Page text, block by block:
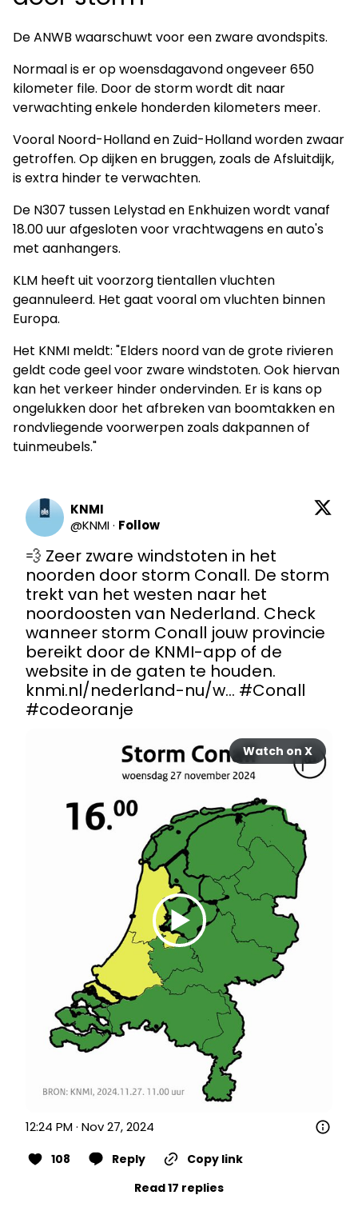
De ANWB waarschuwt voor een zware avondspits.
Normaal is er op woensdagavond ongeveer 650
kilometer file. Door de storm wordt dit naar
verwachting enkele honderden kilometers meer.
Vooral Noord-Holland en Zuid-Holland worden zwaar
getroffen. Op dijken en bruggen, zoals de Afsluitdijk,
is extra hinder te verwachten.
De N307 tussen Lelystad en Enkhuizen wordt vanaf
18.00 uur afgesloten voor vrachtwagens en auto's
met aanhangers.
KLM heeft uit voorzorg tientallen vluchten
geannuleerd. Het gaat vooral om vluchten binnen
Europa.
Het KNMI meldt: "Elders noord van de grote rivieren
geldt code geel voor zware windstoten. Ook hiervan
kan het verkeer hinder ondervinden. Er is kans op
ongelukken door het afbreken van boomtakken en
rondvliegende voorwerpen zoals dakpannen of
tuinmeubels."
KNMI
@KNMI· Follow
💨 Zeer zware windstoten in het
noorden door storm Conall. De storm
trekt van het westen naar het
noordoosten van Nederland. Check
wanneer storm Conall jouw provincie
bereikt door de KNMI-app of de
knmi.nl/nederland-nu/w… #Conall
#codeoranje
Watch on X
12:24 PM · Nov 27, 2024
108 Reply
Copy link
Read 17 replies